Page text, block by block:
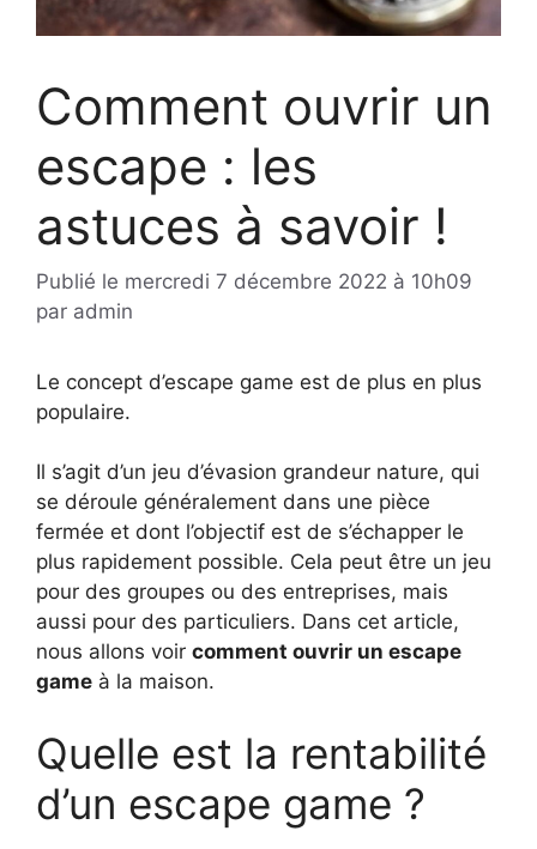
Comment ouvrir un
escape : les
astuces à savoir !
Publié le mercredi 7 décembre 2022 à 10h09
par admin
Le concept d’escape game est de plus en plus
populaire.
Il s’agit d’un jeu d’évasion grandeur nature, qui
se déroule généralement dans une pièce
fermée et dont l’objectif est de s’échapper le
plus rapidement possible. Cela peut être un jeu
pour des groupes ou des entreprises, mais
aussi pour des particuliers. Dans cet article,
nous allons voir comment ouvrir un escape
game à la maison.
Quelle est la rentabilité
d’un escape game ?